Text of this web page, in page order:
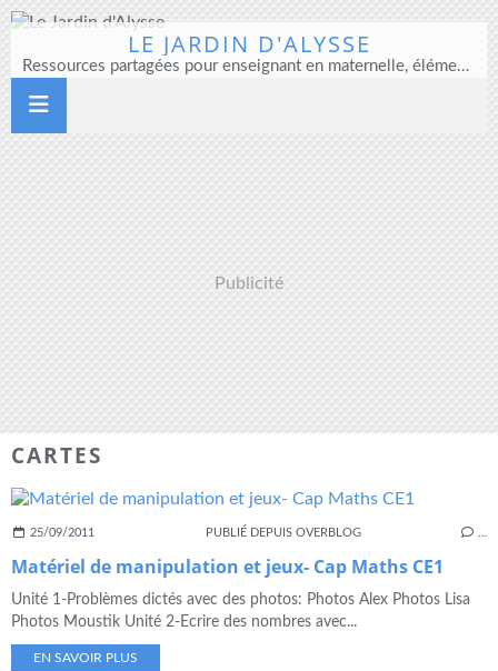
LE JARDIN D'ALYSSE
Ressources partagées pour enseignant en maternelle, élémentaire et direction d'école
Publicité
CARTES
25/09/2011 PUBLIÉ DEPUIS OVERBLOG
Matériel de manipulation et jeux- Cap Maths CE1
Unité 1-Problèmes dictés avec des photos: Photos Alex Photos Lisa
Photos Moustik Unité 2-Ecrire des nombres avec...
EN SAVOIR PLUS